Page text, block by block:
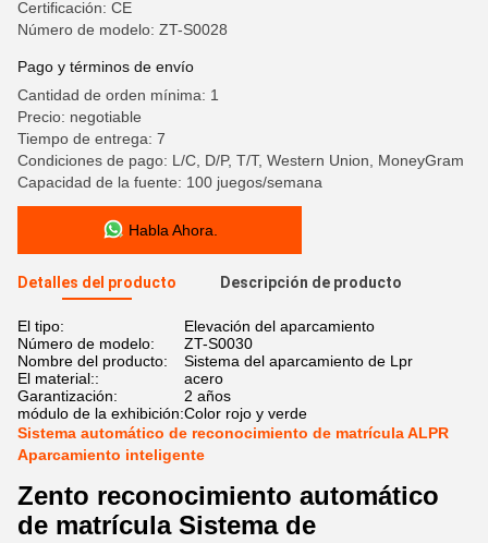
Certificación: CE
Número de modelo: ZT-S0028
Pago y términos de envío
Cantidad de orden mínima: 1
Precio: negotiable
Tiempo de entrega: 7
Condiciones de pago: L/C, D/P, T/T, Western Union, MoneyGram
Capacidad de la fuente: 100 juegos/semana
Habla Ahora.
Detalles del producto Descripción de producto
El tipo:
Elevación del aparcamiento
Número de modelo:
ZT-S0030
Nombre del producto:
Sistema del aparcamiento de Lpr
El material::
acero
Garantización:
2 años
módulo de la exhibición:Color rojo y verde
Sistema automático de reconocimiento de matrícula ALPR
Aparcamiento inteligente
Zento reconocimiento automático
de matrícula Sistema de